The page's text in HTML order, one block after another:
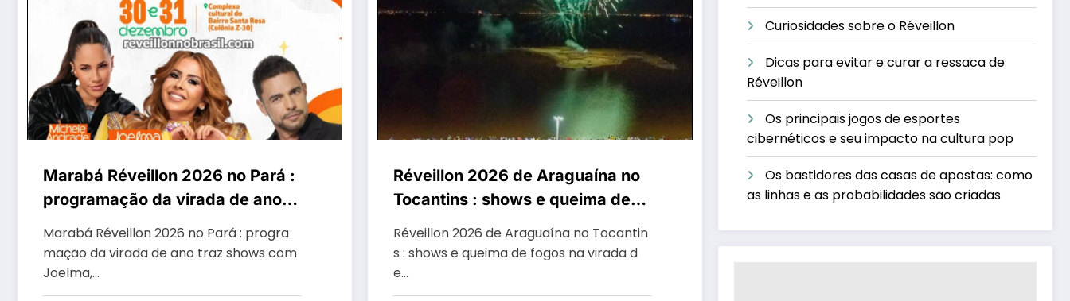
Marabá Réveillon 2026 no Pará :
programação da virada de ano
traz shows com Joelma, Michele
Andrade e Zezé Di Camargo
Marabá Réveillon 2026 no Pará : progra
mação da virada de ano traz shows com
Joelma,…
Réveillon 2026 de Araguaína no
Tocantins : shows e queima de
fogos na virada de ano na
Prainha da Via Lago
Réveillon 2026 de Araguaína no Tocantin
s : shows e queima de fogos na virada d
e…
Curiosidades sobre o Réveillon
Dicas para evitar e curar a ressaca de
Réveillon
Os principais jogos de esportes
cibernéticos e seu impacto na cultura pop
Os bastidores das casas de apostas: como
as linhas e as probabilidades são criadas